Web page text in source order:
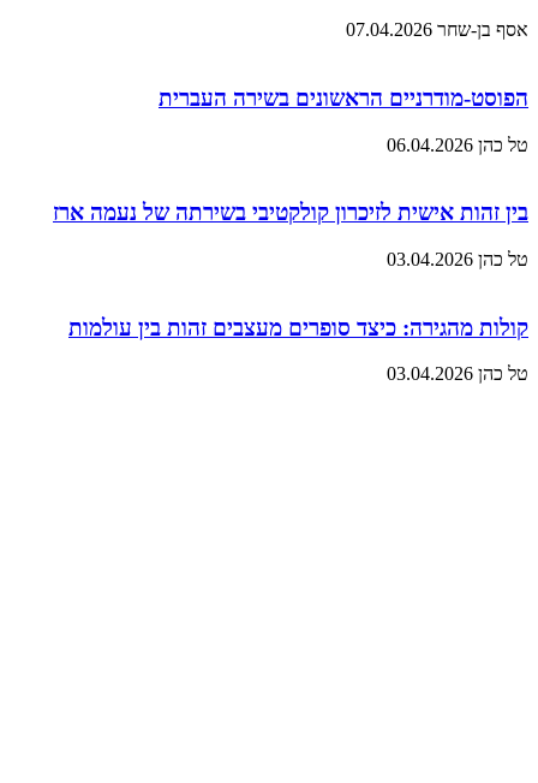
אסף בן-שחר 07.04.2026
הפוסט-מודרניים הראשונים בשירה העברית
טל כהן 06.04.2026
בין זהות אישית לזיכרון קולקטיבי בשירתה של נעמה ארז
טל כהן 03.04.2026
קולות מהגירה: כיצד סופרים מעצבים זהות בין עולמות
טל כהן 03.04.2026